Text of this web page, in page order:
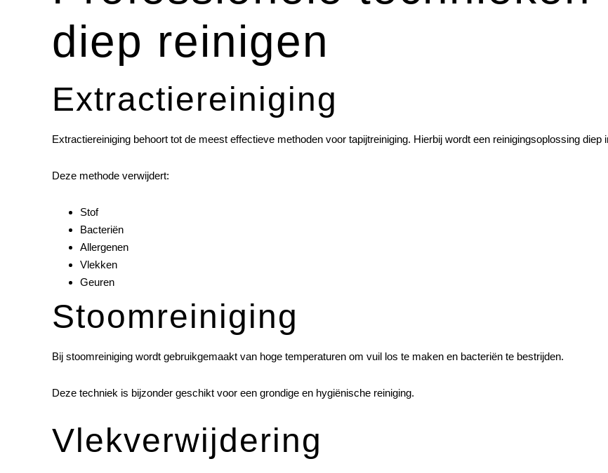
diep reinigen
Extractiereiniging
Extractiereiniging behoort tot de meest effectieve methoden voor tapijtreiniging. Hierbij wordt een reinigingsoplossing
Deze methode verwijdert:
Stof
Bacteriën
Allergenen
Vlekken
Geuren
Stoomreiniging
Bij stoomreiniging wordt gebruikgemaakt van hoge temperaturen om vuil los te maken en bacteriën te bestrijden.
Deze techniek is bijzonder geschikt voor een grondige en hygiënische reiniging.
Vlekverwijdering